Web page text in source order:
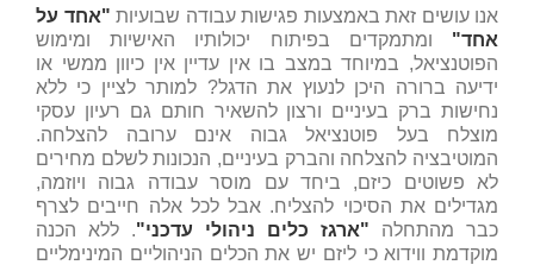
אנו עושים זאת באמצעות פגישות עבודה שבועיות "אחד על
אחד" ומתמקדים בפיתוח יכולותיו האישיות ומימוש
הפוטנציאל, במיוחד במצב בו אין עדיין אין כיוון ממשי או
ידיעה ברורה היכן לנעוץ את הדגל? למותר לציין כי ללא
נחישות ברק בעיניים ורצון להשאיר חותם גם רעיון עסקי
מוצלח בעל פוטנציאל גבוה אינם ערובה להצלחה.
המוטיבציה להצלחה והברק בעיניים, הנכונות לשלם מחירים
לא פשוטים כיזם, ביחד עם מוסר עבודה גבוה ויוזמה,
מגדילים את הסיכוי להצליח. אבל לכל אלה חייבים לצרף
כבר מהתחלה "ארגז כלים ניהולי עדכני". ללא הכנה
מוקדמת ווידוא כי ליזם יש את הכלים הניהוליים המינימליים